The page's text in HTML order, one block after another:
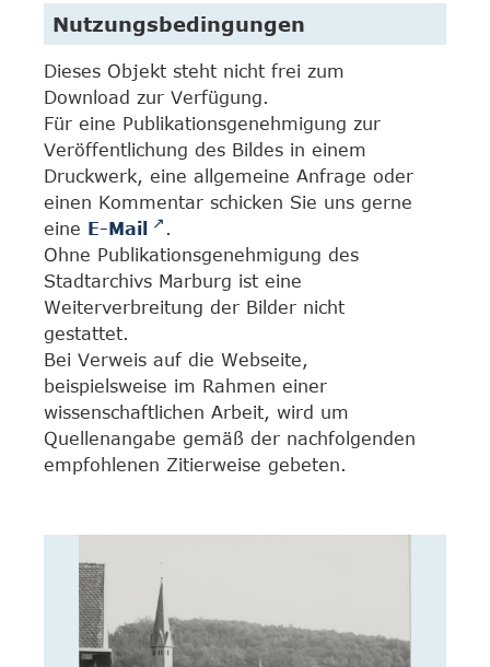
Nutzungsbedingungen
Dieses Objekt steht nicht frei zum
Download zur Verfügung.
Für eine Publikationsgenehmigung zur
Veröffentlichung des Bildes in einem
Druckwerk, eine allgemeine Anfrage oder
einen Kommentar schicken Sie uns gerne
eine E-Mail
.
Ohne Publikationsgenehmigung des
Stadtarchivs Marburg ist eine
Weiterverbreitung der Bilder nicht
gestattet.
Bei Verweis auf die Webseite,
beispielsweise im Rahmen einer
wissenschaftlichen Arbeit, wird um
Quellenangabe gemäß der nachfolgenden
empfohlenen Zitierweise gebeten.